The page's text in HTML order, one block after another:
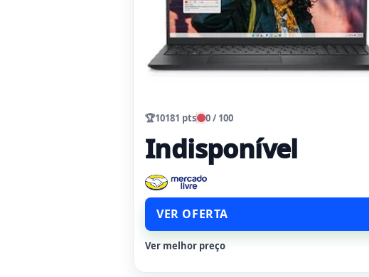
🏆10181 pts 0 / 100
Indisponível
VER OFERTA
Ver melhor preço